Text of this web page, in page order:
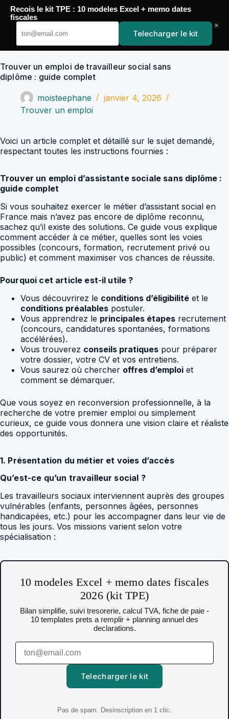
Passer
contenu
YoupiJobs
Trouver un emploi de travailleur social sans
diplôme : guide complet
moisteephane
janvier 4, 2026
Trouver un emploi
Voici un article complet et détaillé sur le sujet demandé,
respectant toutes les instructions fournies :
Trouver un emploi d’assistante sociale sans diplôme :
guide complet
Si vous souhaitez exercer le métier d’assistant social en
France mais n’avez pas encore de diplôme reconnu,
sachez qu’il existe des solutions. Ce guide vous explique
comment accéder à ce métier, quelles sont les voies
possibles (concours, formation, recrutement privé ou
public) et comment maximiser vos chances de réussite.
Pourquoi cet article est-il utile ?
Vous découvrirez le conditions d’éligibilité et le
conditions préalables postuler.
Vous apprendrez le principales étapes recrutement
(concours, candidatures spontanées, formations
accélérées).
Vous trouverez conseils pratiques pour préparer
votre dossier, votre CV et vos entretiens.
Vous saurez où chercher offres d’emploi et
comment se démarquer.
Que vous soyez en reconversion professionnelle, à la
recherche de votre premier emploi ou simplement
curieux, ce guide vous donnera une vision claire et réaliste
des opportunités.
1. Présentation du métier et voies d’accès
Qu’est-ce qu’un travailleur social ?
Les travailleurs sociaux interviennent auprès des groupes
vulnérables (enfants, personnes âgées, personnes
handicapées, etc.) pour les accompagner dans leur vie de
tous les jours. Vos missions varient selon votre
spécialisation :
10 modeles Excel + memo dates fiscales
2026 (kit TPE)
Bilan simplifie, suivi tresorerie, calcul TVA, fiche de paie -
10 templates prets a remplir + planning annuel des
declarations.
Telecharger le kit
Pas de spam. Desinscription en 1 clic.
Recois le kit TPE : 10 modeles Excel + memo dates
fiscales
Telecharger le kit
×